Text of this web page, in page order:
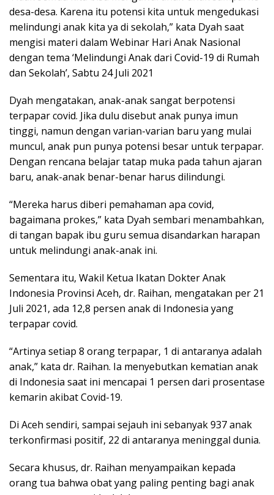
desa-desa. Karena itu potensi kita untuk mengedukasi
melindungi anak kita ya di sekolah,” kata Dyah saat
mengisi materi dalam Webinar Hari Anak Nasional
dengan tema ‘Melindungi Anak dari Covid-19 di Rumah
dan Sekolah’, Sabtu 24 Juli 2021
Dyah mengatakan, anak-anak sangat berpotensi
terpapar covid. Jika dulu disebut anak punya imun
tinggi, namun dengan varian-varian baru yang mulai
muncul, anak pun punya potensi besar untuk terpapar.
Dengan rencana belajar tatap muka pada tahun ajaran
baru, anak-anak benar-benar harus dilindungi.
“Mereka harus diberi pemahaman apa covid,
bagaimana prokes,” kata Dyah sembari menambahkan,
di tangan bapak ibu guru semua disandarkan harapan
untuk melindungi anak-anak ini.
Sementara itu, Wakil Ketua Ikatan Dokter Anak
Indonesia Provinsi Aceh, dr. Raihan, mengatakan per 21
Juli 2021, ada 12,8 persen anak di Indonesia yang
terpapar covid.
“Artinya setiap 8 orang terpapar, 1 di antaranya adalah
anak,” kata dr. Raihan. Ia menyebutkan kematian anak
di Indonesia saat ini mencapai 1 persen dari prosentase
kemarin akibat Covid-19.
Di Aceh sendiri, sampai sejauh ini sebanyak 937 anak
terkonfirmasi positif, 22 di antaranya meninggal dunia.
Secara khusus, dr. Raihan menyampaikan kepada
orang tua bahwa obat yang paling penting bagi anak